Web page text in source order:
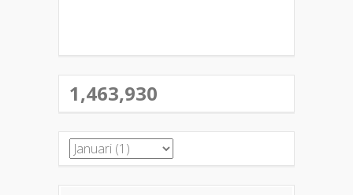
1,463,930